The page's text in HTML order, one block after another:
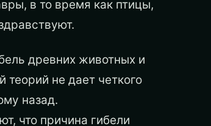
в то время как птицы,
древних животных и
не дает четкого
назад.
что причина гибели